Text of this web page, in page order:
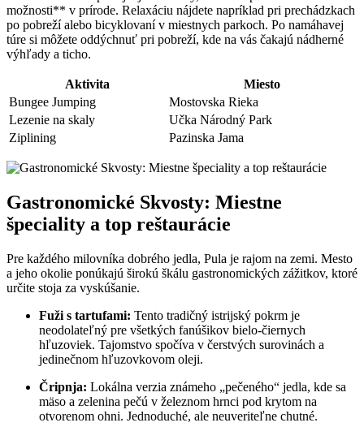
možnosti** v prírode. Relaxáciu nájdete napríklad pri prechádzkach
po pobreží alebo bicyklovaní v miestnych parkoch. Po namáhavej
túre si môžete oddýchnuť pri pobreží, kde na vás čakajú nádherné
výhľady a ticho.
Aktivita
Miesto
Bungee Jumping
Mostovska Rieka
Lezenie na skaly
Učka Národný Park
Ziplining
Pazinska Jama
Gastronomické Skvosty: Miestne
špeciality a top reštaurácie
Pre každého milovníka dobrého jedla, Pula je rajom na zemi. Mesto
a jeho okolie ponúkajú širokú škálu gastronomických zážitkov, ktoré
určite stoja za vyskúšanie.
Fuži s tartufami: Tento tradičný istrijský pokrm je
neodolateľný pre všetkých fanúšikov bielo-čiernych
hľuzoviek. Tajomstvo spočíva v čerstvých surovinách a
jedinečnom hľuzovkovom oleji.
Čripnja: Lokálna verzia známeho „pečeného“ jedla, kde sa
mäso a zelenina pečú v železnom hrnci pod krytom na
otvorenom ohni. Jednoduché, ale neuveriteľne chutné.